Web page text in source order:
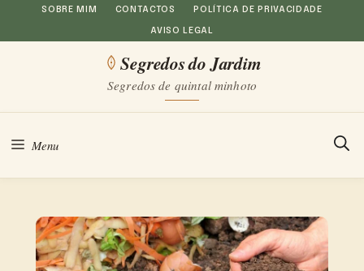
Saltar
para
SOBRE MIM CONTACTOS POLÍTICA DE PRIVACIDADE
AVISO LEGAL
Segredos do Jardim
Segredos de quintal minhoto
Menu